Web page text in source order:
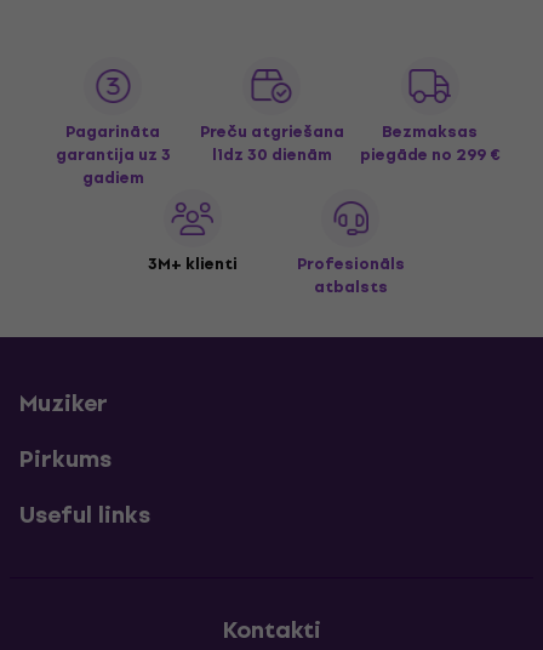
Pagarināta
garantija uz 3
gadiem
Preču atgriešana
līdz 30 dienām
Bezmaksas
piegāde no 299 €
3M+ klienti
Profesionāls
atbalsts
Muziker
Pirkums
Useful links
Kontakti